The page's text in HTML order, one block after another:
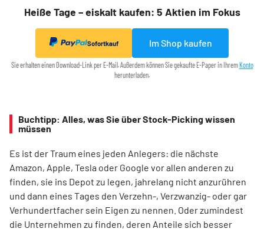
Heiße Tage – eiskalt kaufen: 5 Aktien im Fokus
Sofortkauf Im Shop kaufen
Sie erhalten einen Download-Link per E-Mail. Außerdem können Sie gekaufte E-Paper in Ihrem Konto
herunterladen.
Buchtipp: Alles, was Sie über Stock-Picking wissen
müssen
Es ist der Traum eines jeden Anlegers: die nächste
Amazon, Apple, Tesla oder Google vor allen anderen zu
finden, sie ins Depot zu legen, jahrelang nicht anzurühren
und dann eines Tages den Verzehn-, Verzwanzig- oder gar
Verhundertfacher sein Eigen zu nennen. Oder zumindest
die Unternehmen zu finden, deren Anteile sich besser